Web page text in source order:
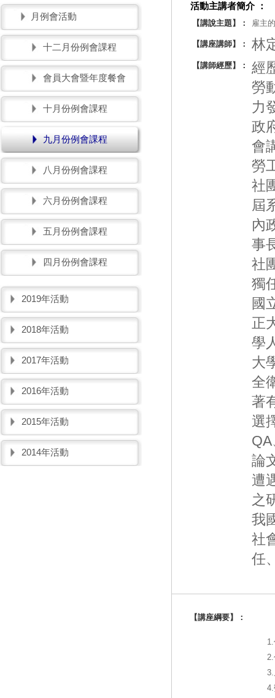
月例會活動
十二月份例會課程
會員大會暨年度餐會
十月份例會課程
九月份例會課程
八月份例會課程
六月份例會課程
五月份例會課程
四月份例會課程
2019年活動
2018年活動
2017年活動
2016年活動
2015年活動
2014年活動
活動主講者簡介 ：
【講說主題】： 雇主
【講座講師】： 林
【講師經歷】：
經
勞
力
政
會
勞
社
屆
內
事
社
獨
國
正
學
大
全
著
選
論
遭
之
我
社
任
【講座綱要】：